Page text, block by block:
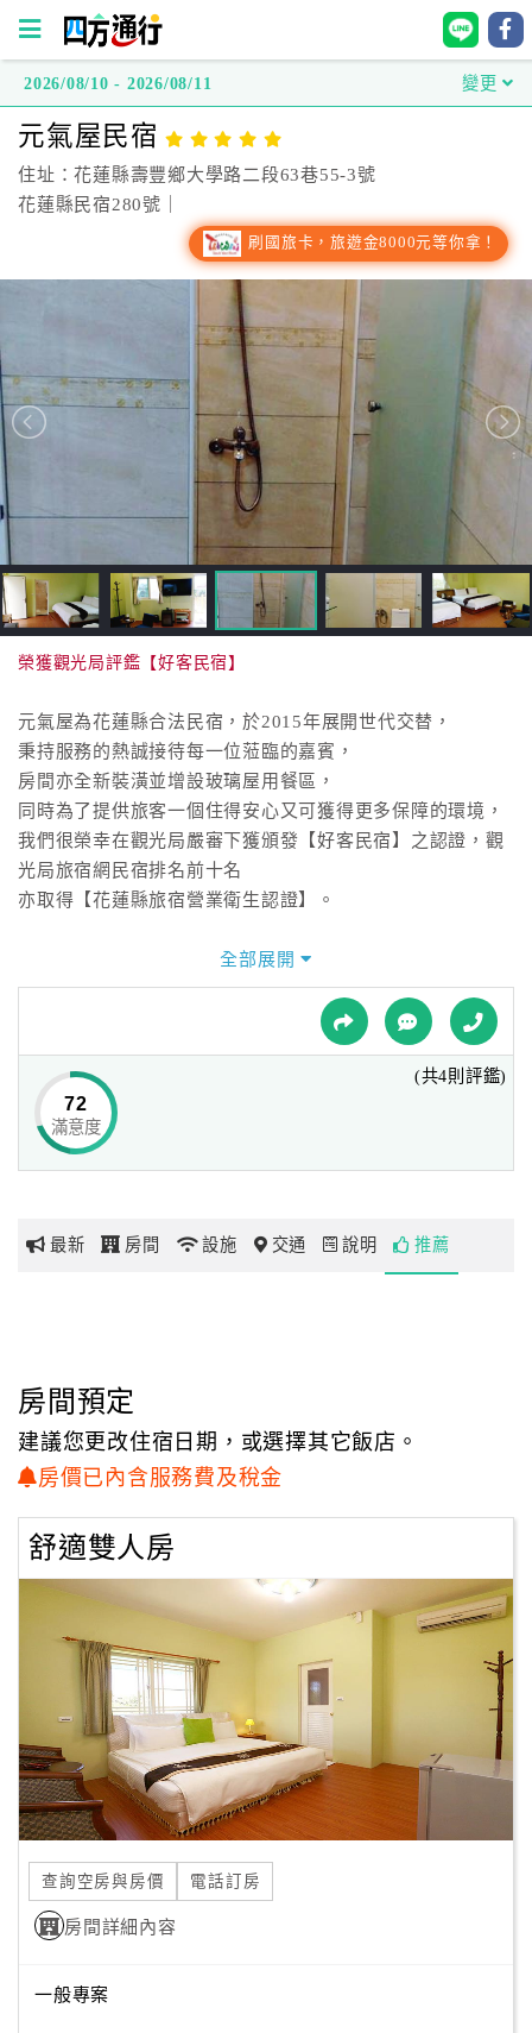
方
通
行
訂
房
跟
飯
店
訂
HOT
特
色
民
宿
球
網
玩
地
圖
顧
務
度
訂
單
管
理
2026/08/10 - 2026/08/11 變更
元氣屋民宿
住址：花蓮縣壽豐鄉大學路二段63巷55-3號
花蓮縣民宿280號｜
刷國旅卡，旅遊金8000元等你拿！
榮獲觀光局評鑑【好客民宿】
元氣屋為花蓮縣合法民宿，於2015年展開世代交替，
秉持服務的熱誠接待每一位蒞臨的嘉賓，
房間亦全新裝潢並增設玻璃屋用餐區，
同時為了提供旅客一個住得安心又可獲得更多保障的環境，
我們很榮幸在觀光局嚴審下獲頒發【好客民宿】之認證，觀
光局旅宿網民宿排名前十名
亦取得【花蓮縣旅宿營業衛生認證】。
元氣屋緊鄰著台11丙線交通十分便利，
不論是海洋公園還是兆豐農場、慕谷慕魚、鳳林3D兒童親水
都只要短短約10~20分鐘就可到達；還有開心農場、東華大
學、理想大地度假村、立川漁場都在約10分鐘的路程之內
呢！
元氣屋房內皆採用獨立筒彈簧床，包括法國PB哥德正三線系
眠當中，補充滿滿的元氣再出發。
請來元氣屋享受沈醉於海岸山脈與中央山脈環抱下的悠閒，
我們提供你不同於繁華都會的自然丰采；雅致的元氣屋，
讓您感受我見青山多嫵媚，料青山見我應如是的意境，廊外
就是您眼簾內最美的一幅畫，而您也正進入畫境……
全部展開
72
滿意度
(共4則評鑑)
最新 房間 設施 交通 說明 推薦
房間預定
建議您更改住宿日期，或選擇其它飯店。
房價已內含服務費及稅金
舒適雙人房
查詢空房與房價 電話訂房
房間詳細內容
一般專案